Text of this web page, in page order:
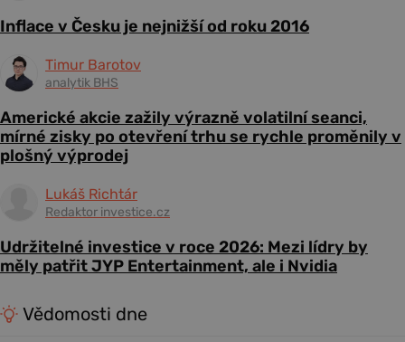
Inflace v Česku je nejnižší od roku 2016
Timur Barotov
analytik BHS
Americké akcie zažily výrazně volatilní seanci,
mírné zisky po otevření trhu se rychle proměnily v
plošný výprodej
Lukáš Richtár
Redaktor investice.cz
Udržitelné investice v roce 2026: Mezi lídry by
měly patřit JYP Entertainment, ale i Nvidia
Vědomosti dne